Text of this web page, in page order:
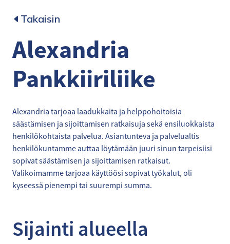
Takaisin
Alexandria
Pankkiiriliike
Alexandria tarjoaa laadukkaita ja helppohoitoisia
säästämisen ja sijoittamisen ratkaisuja sekä ensiluokkaista
henkilökohtaista palvelua. Asiantunteva ja palvelualtis
henkilökuntamme auttaa löytämään juuri sinun tarpeisiisi
sopivat säästämisen ja sijoittamisen ratkaisut.
Valikoimamme tarjoaa käyttöösi sopivat työkalut, oli
kyseessä pienempi tai suurempi summa.
Sijainti alueella